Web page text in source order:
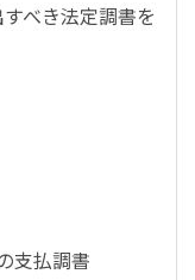
べき法定調書を
支払調書